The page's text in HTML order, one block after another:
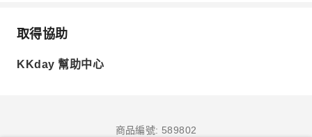
取得協助
KKday 幫助中心
商品編號: 589802